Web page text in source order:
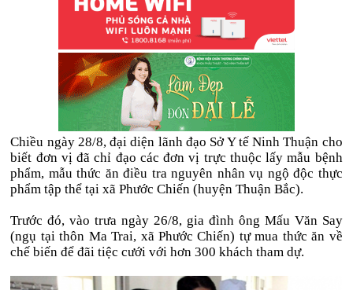
Chiều ngày 28/8, đại diện lãnh đạo Sở Y tế Ninh Thuận cho
biết đơn vị đã chỉ đạo các đơn vị trực thuộc lấy mẫu bệnh
phẩm, mẫu thức ăn điều tra nguyên nhân vụ ngộ độc thực
phẩm tập thể tại xã Phước Chiến (huyện Thuận Bắc).
Trước đó, vào trưa ngày 26/8, gia đình ông Mấu Văn Say
(ngụ tại thôn Ma Trai, xã Phước Chiến) tự mua thức ăn về
chế biến để đãi tiệc cưới với hơn 300 khách tham dự.